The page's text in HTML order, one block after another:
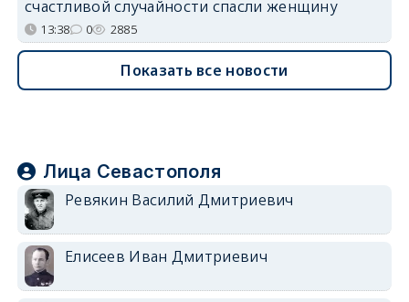
счастливой случайности спасли женщину
13:38 0 2885
Показать все новости
Лица Севастополя
Ревякин Василий Дмитриевич
Елисеев Иван Дмитриевич